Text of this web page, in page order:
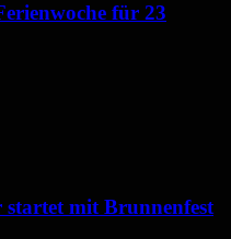
für 23
mit Brunnenfest